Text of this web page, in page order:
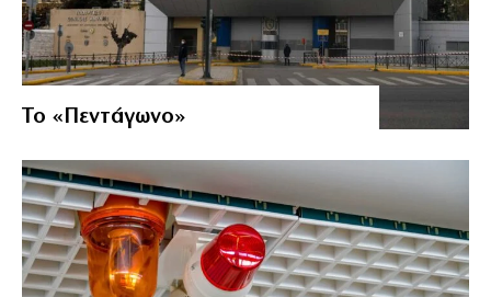
Το «Πεντάγωνο»